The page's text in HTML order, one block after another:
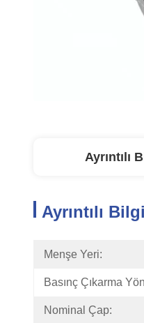
Ayrıntılı
Ayrıntılı
Menşe Yeri:
Basınç Çıkarma
Nominal Çap: